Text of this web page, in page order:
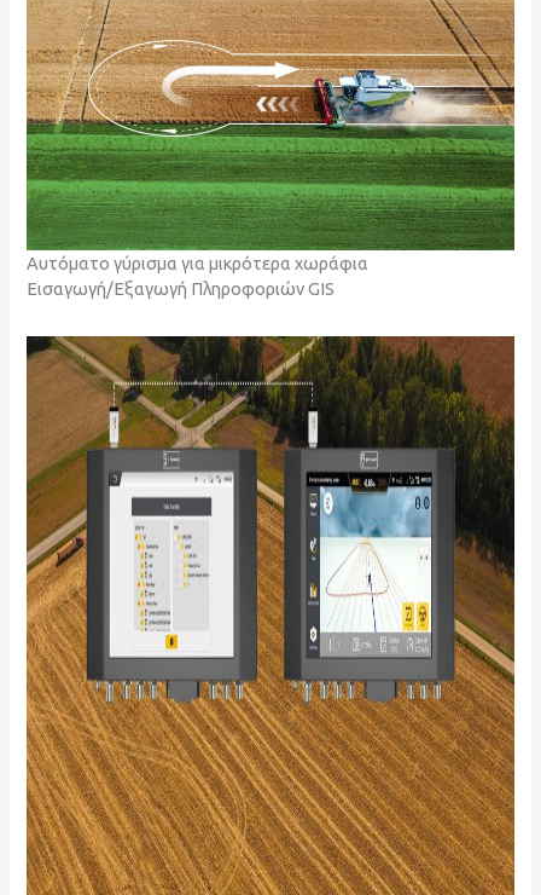
Αυτόματο γύρισμα για μικρότερα χωράφια
Εισαγωγή/Εξαγωγή Πληροφοριών GIS